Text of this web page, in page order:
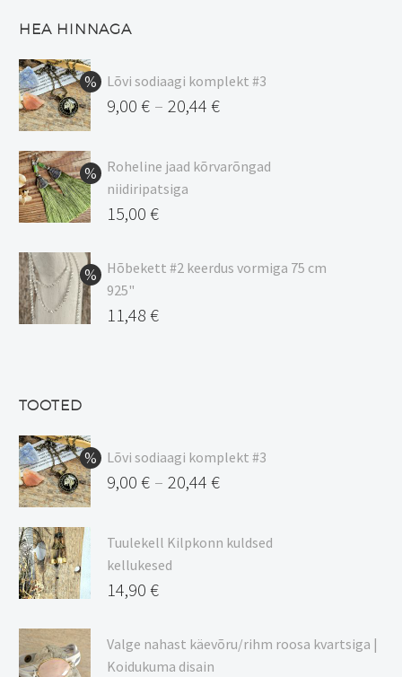
HEA HINNAGA
Lõvi sodiaagi komplekt #3
9,00 € – 20,44 €
9,00 €
kuni
20,44 €
Roheline jaad kõrvarõngad
niidiripatsiga
Algne
oli:
17,00 €.
15,00 €
hind
on:
15,00 €.
Hõbekett #2 keerdus vormiga 75 cm
925"
Algne
11,48 €
TOOTED
Lõvi sodiaagi komplekt #3
9,00 € – 20,44 €
9,00 €
kuni
20,44 €
Tuulekell Kilpkonn kuldsed
kellukesed
14,90 €
Valge nahast käevõru/rihm roosa kvartsiga |
Koidukuma disain